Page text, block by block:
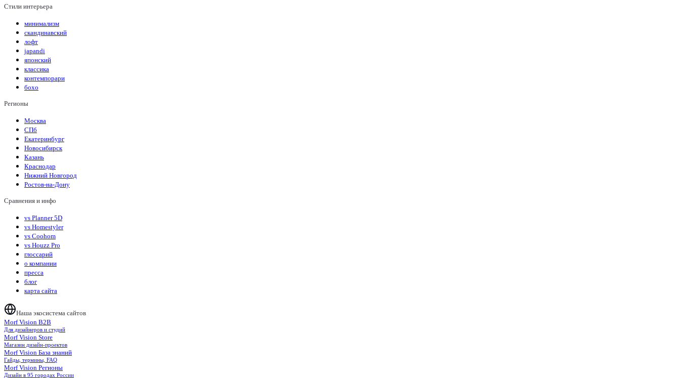
Стили интерьера
минимализм
скандинавский
лофт
japandi
японский
классика
контемпорари
бохо
Регионы
Москва
СПб
Екатеринбург
Новосибирск
Казань
Краснодар
Нижний Новгород
Ростов-на-Дону
Сравнения и инфо
vs Planner 5D
vs Homestyler
vs Coohom
vs Houzz Pro
глоссарий
о компании
пресса
блог
карта сайта
Наша экосистема сайтов
Morf Vision B2B
Для дизайнеров и студий
Morf Vision Store
Магазин дизайн-проектов
Morf Vision База знаний
Гайды, термины, FAQ
Morf Vision Регионы
Дизайн в 95 городах России